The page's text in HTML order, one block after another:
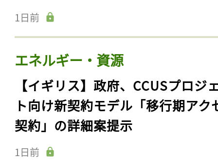
1日前
エネルギー・資源
【イギリス】政府、CCUSプロジ
ト向け新契約モデル「移行期アク
契約」の詳細案提示
1日前